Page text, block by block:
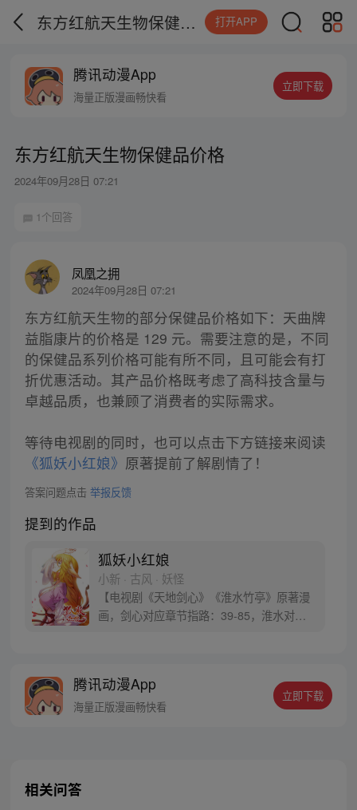
东方红航天生物保健品价格 打开APP
腾讯动漫App
海量正版漫画畅快看
立即下载
东方红航天生物保健品价格
2024年09月28日 07:21
1个回答
凤凰之拥
2024年09月28日 07:21
东方红航天生物的部分保健品价格如下：天曲牌
益脂康片的价格是 129 元。需要注意的是，不同
的保健品系列价格可能有所不同，且可能会有打
折优惠活动。其产品价格既考虑了高科技含量与
卓越品质，也兼顾了消费者的实际需求。
等待电视剧的同时，也可以点击下方链接来阅读
《狐妖小红娘》 原著提前了解剧情了！
答案问题点击 举报反馈
提到的作品
狐妖小红娘
小新 · 古风 · 妖怪
【电视剧《天地剑心》《淮水竹亭》原著漫
画，剑心对应章节指路：39-85，淮水对应
腾讯动漫App
海量正版漫画畅快看
立即下载
相关问答